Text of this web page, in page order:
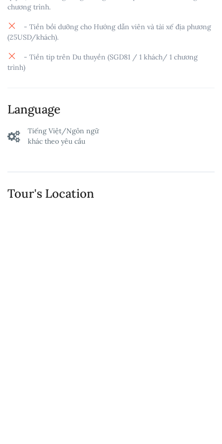
chương trình.
- Tiền bồi dưỡng cho Hướng dẫn viên và tài xế địa phương
(25USD/khách).
- Tiền tip trên Du thuyền (SGD81 / 1 khách/ 1 chương
trình)
Language
Tiếng Việt/Ngôn ngữ
khác theo yêu cầu
Tour's Location